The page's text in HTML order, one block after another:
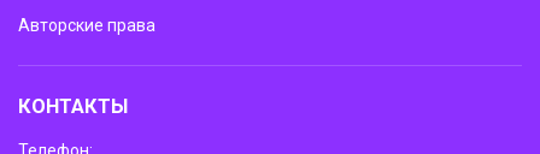
Авторские права
КОНТАКТЫ